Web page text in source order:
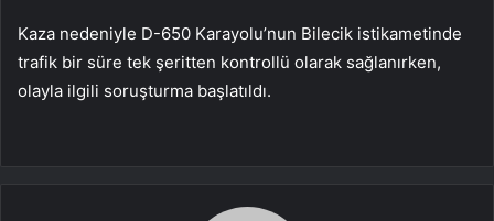
Kaza nedeniyle D-650 Karayolu’nun Bilecik istikametinde
trafik bir süre tek şeritten kontrollü olarak sağlanırken,
olayla ilgili soruşturma başlatıldı.